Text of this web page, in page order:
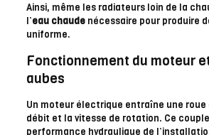
Ainsi, même les radiateurs loin de la
l’eau chaudenécessaire pour produire
uniforme.
Fonctionnement du moteur
aubes
Un moteur électrique entraîne une roue
débit et la vitesse de rotation. Ce
performance hydraulique de